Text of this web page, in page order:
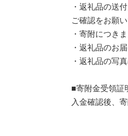
・返礼品の送
ご確認をお願
・寄附につき
・返礼品のお
・返礼品の写
■寄附金受領証
入金確認後、